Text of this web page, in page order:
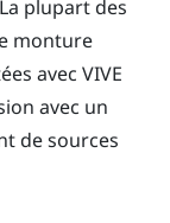
plupart des
monture
avec VIVE
avec un
de sources